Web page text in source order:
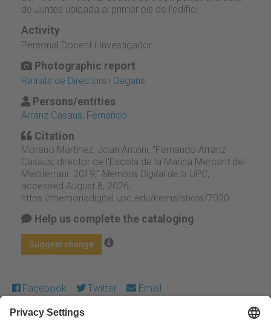
de Juntes ubicada al primer pis de l'edifici.
Activity
Personal Docent i Investigador
Photographic report
Retrats de Directors i Degans
Persons/entities
Arranz Casaus, Fernando
Citation
Moreno Martínez, Joan Antoni, “Fernando Arranz
Casaus, director de l'Escola de la Marina Mercant del
Mediterrani. 2019,” Memòria Digital de la UPC,
accessed August 8, 2026,
https://memoriadigital.upc.edu/items/show/7020
Help us complete the cataloging
Suggest change
Facebook Twitter Email